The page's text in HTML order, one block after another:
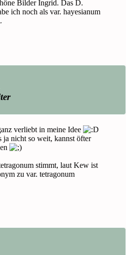
Bilder Ingrid. Das D.
ich noch als var. hayesianum
verliebt in meine Idee
ja nicht so weit, kannst öfter
stimmt, laut Kew ist
zu var. tetragonum